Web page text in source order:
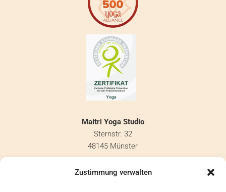
Zustimmung verwalten
Maitri Yoga Studio
Sternstr. 32
48145 Münster